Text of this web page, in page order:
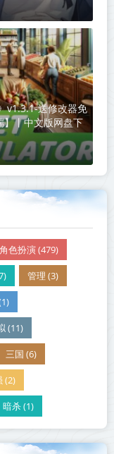
v1.3.1-送修改器免
】丨中文版网盘下
角色扮演 (479)
管理 (3)
(11)
三国 (6)
(2)
暗杀 (1)